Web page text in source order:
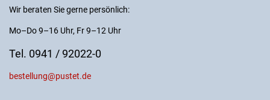
Wir beraten Sie gerne persönlich:
Mo–Do 9–16 Uhr, Fr 9–12 Uhr
Tel. 0941 / 92022-0
bestellung@pustet.de